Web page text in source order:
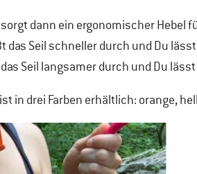
sorgt dann ein ergonomischer Hebel
das Seil schneller durch und Du
Seil langsamer durch und Du
ist in drei Farben erhältlich: orange,